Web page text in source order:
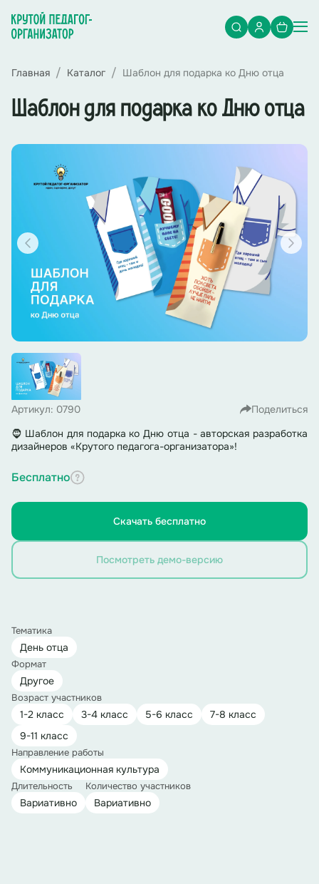
Главная Каталог Шаблон для подарка ко Дню отца
Шаблон для подарка ко Дню отца
Артикул: 0790
Поделиться
🧔 Шаблон для подарка ко Дню отца - авторская разработка
дизайнеров «Крутого педагога-организатора»!
Бесплатно
Скачать бесплатно
Посмотреть демо-версию
Тематика
День отца
Формат
Другое
Возраст участников
1-2 класс 3-4 класс 5-6 класс
7-8 класс
9-11 класс
Направление работы
Коммуникационная культура
Длительность
Вариативно
Количество участников
Вариативно